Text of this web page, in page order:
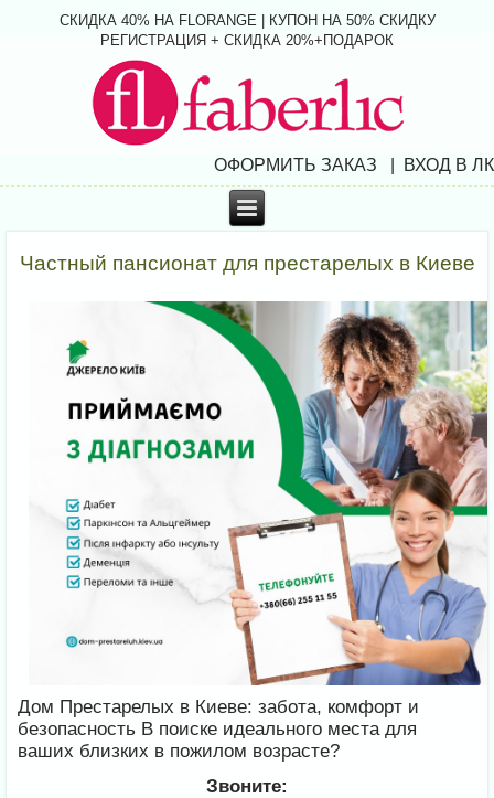
СКИДКА 40% НА FLORANGE | КУПОН НА 50% СКИДКУ
РЕГИСТРАЦИЯ + СКИДКА 20%+ПОДАРОК
ОФОРМИТЬ ЗАКАЗ | ВХОД В ЛК
Частный пансионат для престарелых в Киеве
Дом Престарелых в Киеве: забота, комфорт и
безопасность В поиске идеального места для
ваших близких в пожилом возрасте?
Звоните: